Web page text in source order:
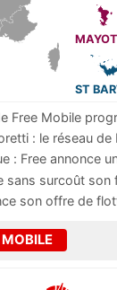
ST
Free Mobile
: le réseau
: Free annonce
sans surcoût son
son offre de
MOBILE